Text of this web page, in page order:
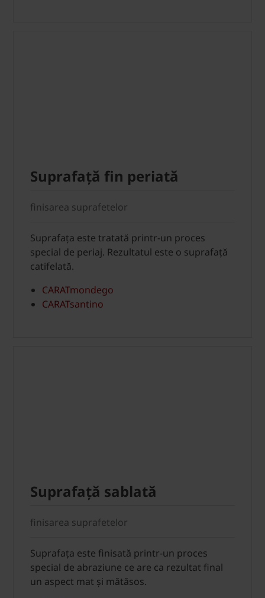
Suprafaţă fin periată
finisarea suprafetelor
Suprafața este tratată printr-un proces
special de periaj. Rezultatul este o suprafață
catifelată.
CARATmondego
CARATsantino
Suprafață sablată
finisarea suprafetelor
Suprafața este finisată printr-un proces
special de abraziune ce are ca rezultat final
un aspect mat și mătăsos.